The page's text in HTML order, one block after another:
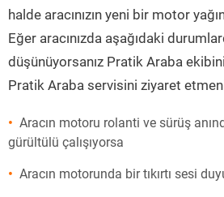
halde aracınızın yeni bir motor
Eğer aracınızda aşağıdaki
düşünüyorsanız Pratik Araba
Pratik Araba servisini ziyaret
Aracın motoru rolanti ve sürüş
gürültülü çalışıyorsa
Aracın motorunda bir tıkırtı sesi